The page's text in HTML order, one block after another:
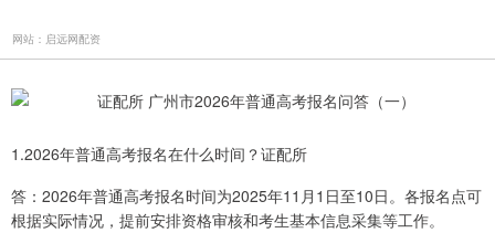
网站：启远网配资
1.2026年普通高考报名在什么时间？证配所
答：2026年普通高考报名时间为2025年11月1日至10日。各报名点可
根据实际情况，提前安排资格审核和考生基本信息采集等工作。